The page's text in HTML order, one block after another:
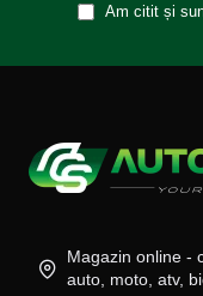
Am citit și
Magazin online -
auto, moto, atv,